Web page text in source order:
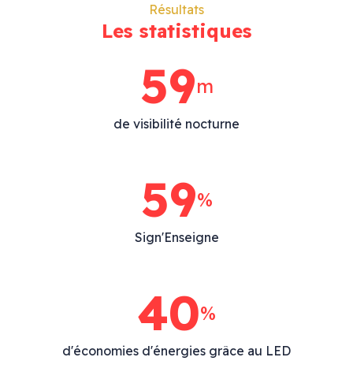
Résultats
Les statistiques
75m
de visibilité nocturne
75%
Sign'Enseigne
40%
d'économies d'énergies grâce au LED